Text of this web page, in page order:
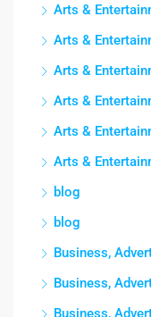
Arts &
Arts &
Arts &
Arts &
Arts &
Arts &
blog
blog
Business,
Business,
Business,